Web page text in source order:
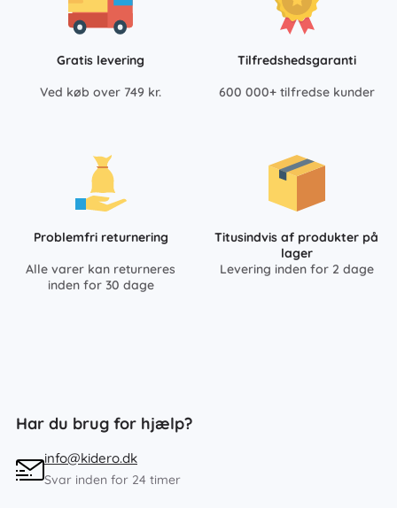
Gratis levering
Ved køb over 749 kr.
Tilfredshedsgaranti
600 000+ tilfredse kunder
Problemfri returnering
Alle varer kan returneres
inden for 30 dage
Titusindvis af produkter på
lager
Levering inden for 2 dage
Har du brug for hjælp?
info@kidero.dk
Svar inden for 24 timer